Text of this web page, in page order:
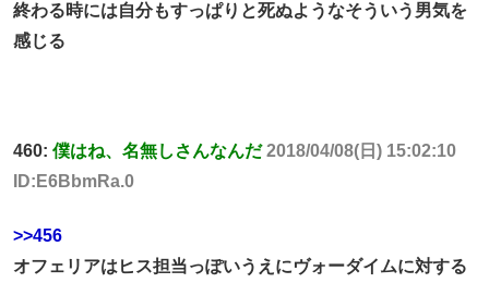
終わる時には自分もすっぱりと死ぬようなそういう男気を
感じる
460: 僕はね、名無しさんなんだ 2018/04/08(日) 15:02:10
ID:E6BbmRa.0
>>456
オフェリアはヒス担当っぽいうえにヴォーダイムに対する